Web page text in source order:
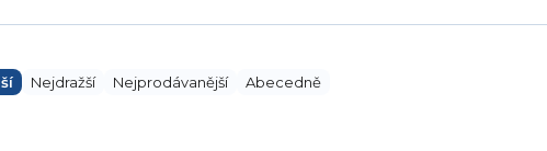
Nejdražší Nejprodávanější Abecedně